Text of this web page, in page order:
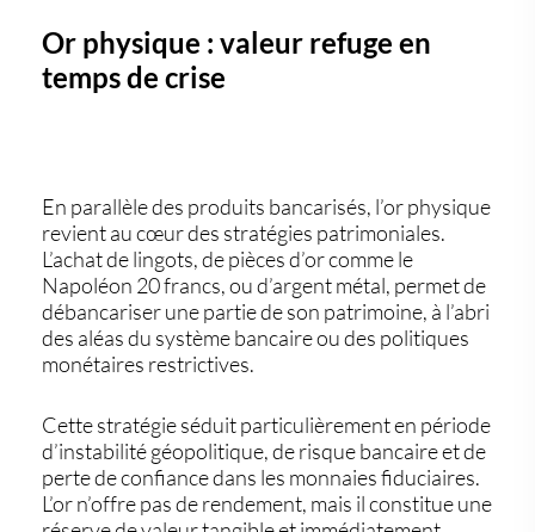
Or physique : valeur refuge en
temps de crise
En parallèle des produits bancarisés, l’or physique
revient au cœur des stratégies patrimoniales.
L’achat delingots, depièces d’orcomme le
Napoléon 20 francs, ou d’argent métal, permet de
débancariserune partie de son patrimoine, à l’abri
des aléas du système bancaire ou des politiques
monétaires restrictives.
Cette stratégie séduit particulièrement en période
d’instabilité géopolitique, derisque bancaireet de
perte de confiance dans les monnaies fiduciaires.
L’or n’offre pas de rendement, mais il constitue une